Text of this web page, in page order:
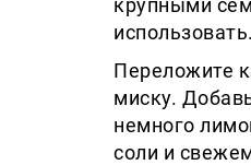
использовать.
Переложите
миску.
немного
соли и